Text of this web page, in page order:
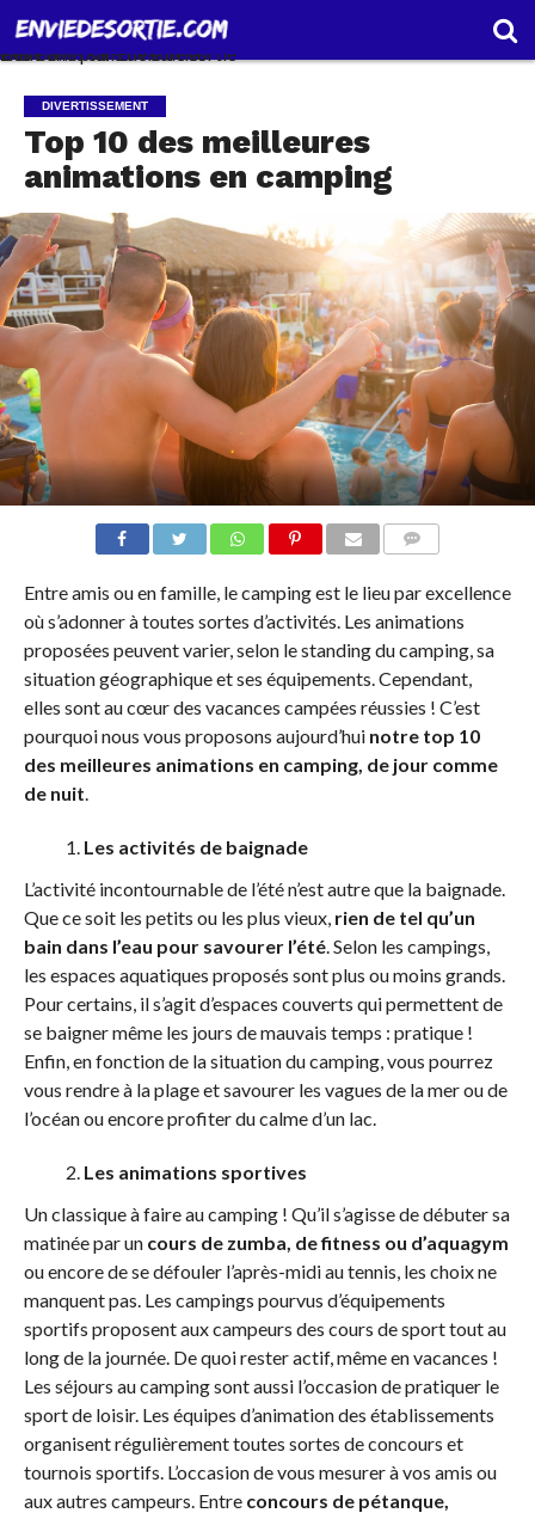
CONTACT
Des bons plans de sorties entre amis sur Envie de sortie .com
DIVERTISSEMENT
Top 10 des meilleures
animations en camping
Entre amis ou en famille, le camping est le lieu par excellence
où s’adonner à toutes sortes d’activités. Les animations
proposées peuvent varier, selon le standing du camping, sa
situation géographique et ses équipements. Cependant,
elles sont au cœur des vacances campées réussies ! C’est
pourquoi nous vous proposons aujourd’hui notre top 10
des meilleures animations en camping, de jour comme
de nuit.
Les activités de baignade
L’activité incontournable de l’été n’est autre que la baignade.
Que ce soit les petits ou les plus vieux, rien de tel qu’un
bain dans l’eau pour savourer l’été. Selon les campings,
les espaces aquatiques proposés sont plus ou moins grands.
Pour certains, il s’agit d’espaces couverts qui permettent de
se baigner même les jours de mauvais temps : pratique !
Enfin, en fonction de la situation du camping, vous pourrez
vous rendre à la plage et savourer les vagues de la mer ou de
l’océan ou encore profiter du calme d’un lac.
Les animations sportives
Un classique à faire au camping ! Qu’il s’agisse de débuter sa
matinée par un cours de zumba, de fitness ou d’aquagym
ou encore de se défouler l’après-midi au tennis, les choix ne
manquent pas. Les campings pourvus d’équipements
sportifs proposent aux campeurs des cours de sport tout au
long de la journée. De quoi rester actif, même en vacances !
Les séjours au camping sont aussi l’occasion de pratiquer le
sport de loisir. Les équipes d’animation des établissements
organisent régulièrement toutes sortes de concours et
tournois sportifs. L’occasion de vous mesurer à vos amis ou
aux autres campeurs. Entre concours de pétanque,